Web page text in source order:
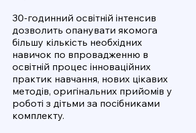
30-годинний освітній інтенсив
дозволить опанувати якомога
більшу кількість необхідних
навичок по впровадженню в
освітній процес інноваційних
практик навчання, нових цікавих
методів, оригінальних прийомів у
роботі з дітьми за посібниками
комплекту.